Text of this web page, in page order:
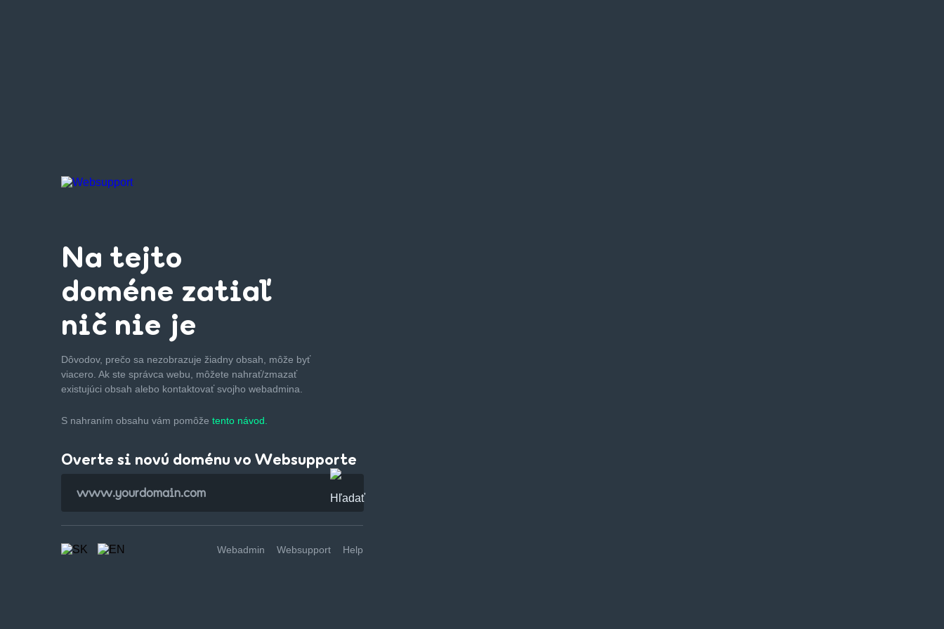
Na tejto
doméne zatiaľ
nič nie je
Dôvodov, prečo sa nezobrazuje žiadny obsah, môže byť
viacero. Ak ste správca webu, môžete nahrať/zmazať
existujúci obsah alebo kontaktovať svojho webadmina.
S nahraním obsahu vám pomôže tento návod.
Overte si novú doménu vo Websupporte
Webadmin Websupport Help